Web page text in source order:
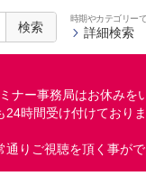
検索
時期やカテゴリーで
詳細検索
ナー事務局はお休みを
時間受け付けており
りご視聴を頂く事がで